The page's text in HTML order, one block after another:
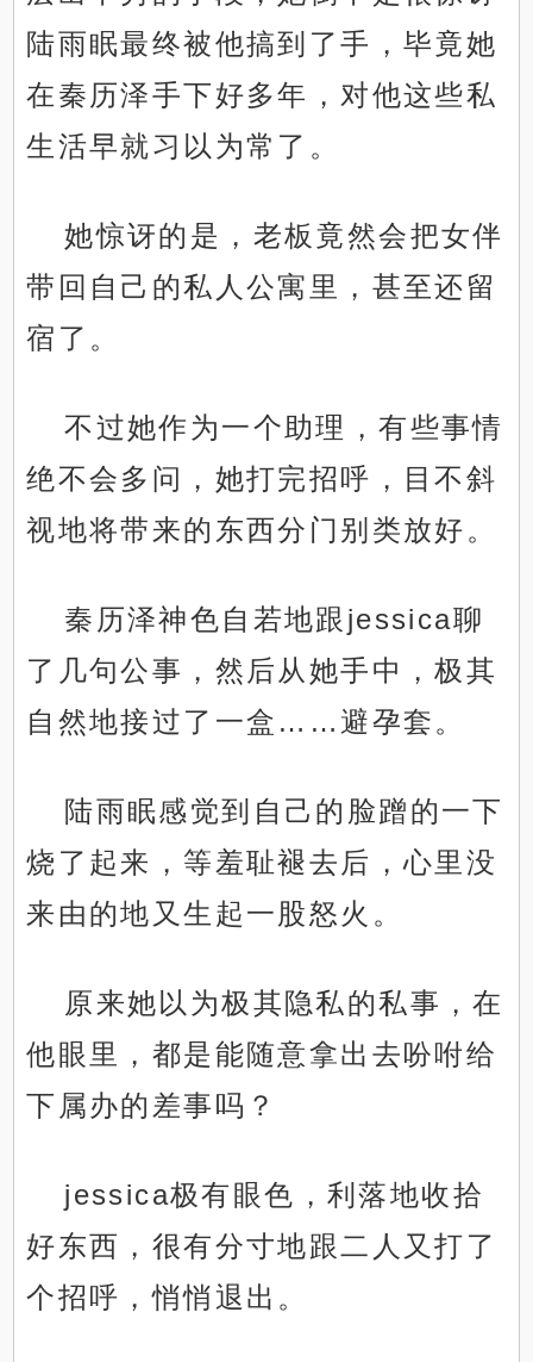
陆雨眠最终被他搞到了手，毕竟她
在秦历泽手下好多年，对他这些私
生活早就习以为常了。
她惊讶的是，老板竟然会把女伴
带回自己的私人公寓里，甚至还留
宿了。
不过她作为一个助理，有些事情
绝不会多问，她打完招呼，目不斜
视地将带来的东西分门别类放好。
秦历泽神色自若地跟jessica聊
了几句公事，然后从她手中，极其
自然地接过了一盒……避孕套。
陆雨眠感觉到自己的脸蹭的一下
烧了起来，等羞耻褪去后，心里没
来由的地又生起一股怒火。
原来她以为极其隐私的私事，在
他眼里，都是能随意拿出去吩咐给
下属办的差事吗？
jessica极有眼色，利落地收拾
好东西，很有分寸地跟二人又打了
个招呼，悄悄退出。